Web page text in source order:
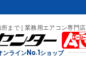
まで | 業務用エアコン専門店
ンラインNo.1ショップ